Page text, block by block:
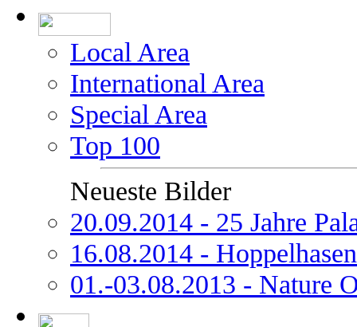
Local Area
International Area
Special Area
Top 100
Neueste Bilder
20.09.2014 - 25 Jahre
16.08.2014 -
01.-03.08.2013 - Nature